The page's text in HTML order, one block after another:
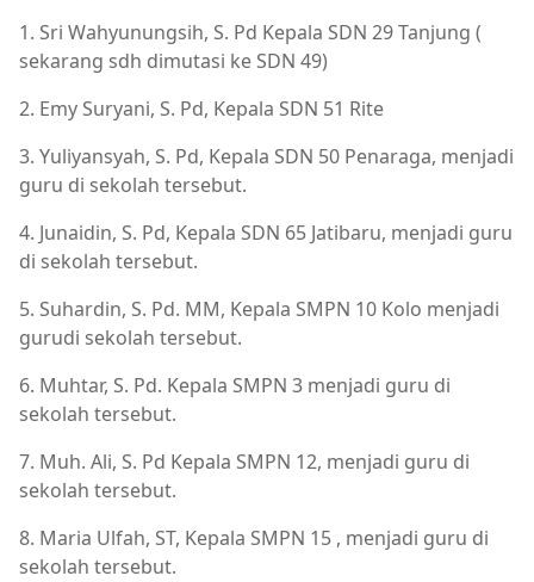
1. Sri Wahyunungsih, S. Pd Kepala SDN 29 Tanjung (
sekarang sdh dimutasi ke SDN 49)
2. Emy Suryani, S. Pd, Kepala SDN 51 Rite
3. Yuliyansyah, S. Pd, Kepala SDN 50 Penaraga, menjadi
guru di sekolah tersebut.
4. Junaidin, S. Pd, Kepala SDN 65 Jatibaru, menjadi guru
di sekolah tersebut.
5. Suhardin, S. Pd. MM, Kepala SMPN 10 Kolo menjadi
gurudi sekolah tersebut.
6. Muhtar, S. Pd. Kepala SMPN 3 menjadi guru di
sekolah tersebut.
7. Muh. Ali, S. Pd Kepala SMPN 12, menjadi guru di
sekolah tersebut.
8. Maria Ulfah, ST, Kepala SMPN 15 , menjadi guru di
sekolah tersebut.